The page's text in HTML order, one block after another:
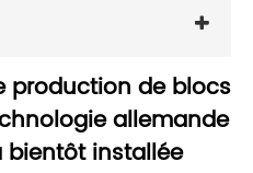
production de blocs
allemande
bientôt installée